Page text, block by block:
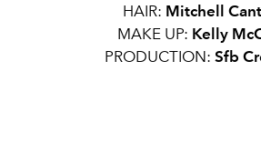
HAIR: Mitchell
MAKE UP: Kelly
PRODUCTION: Sfb